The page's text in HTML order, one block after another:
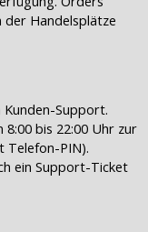
der Handelsplätze
Support.
bis 22:00 Uhr zur
Telefon-PIN).
ein Support-Ticket